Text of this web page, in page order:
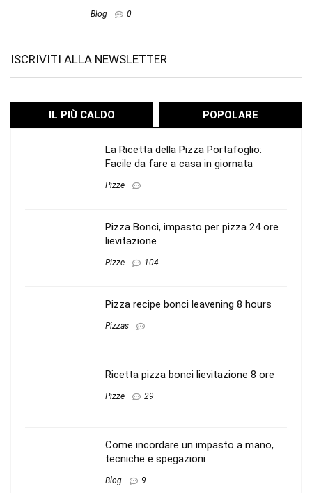
Blog 0
ISCRIVITI ALLA NEWSLETTER
IL PIÙ CALDO POPOLARE
La Ricetta della Pizza Portafoglio:
Facile da fare a casa in giornata
Pizze
Pizza Bonci, impasto per pizza 24 ore
lievitazione
Pizze 104
Pizza recipe bonci leavening 8 hours
Pizzas
Ricetta pizza bonci lievitazione 8 ore
Pizze 29
Come incordare un impasto a mano,
tecniche e spegazioni
Blog 9